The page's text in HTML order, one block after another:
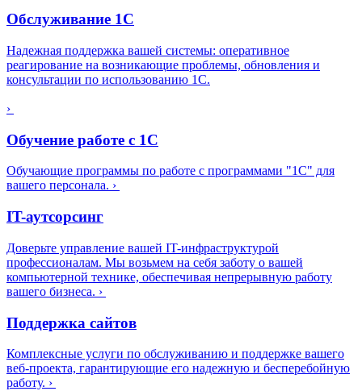
Обслуживание 1С
Надежная поддержка вашей системы: оперативное
реагирование на возникающие проблемы, обновления и
консультации по использованию 1С.
›
Обучение работе с 1С
Обучающие программы по работе с программами "1С" для
вашего персонала. ›
IT-аутсорсинг
Доверьте управление вашей IT-инфраструктурой
профессионалам. Мы возьмем на себя заботу о вашей
компьютерной технике, обеспечивая непрерывную работу
вашего бизнеса. ›
Поддержка сайтов
Комплексные услуги по обслуживанию и поддержке вашего
веб-проекта, гарантирующие его надежную и бесперебойную
работу. ›